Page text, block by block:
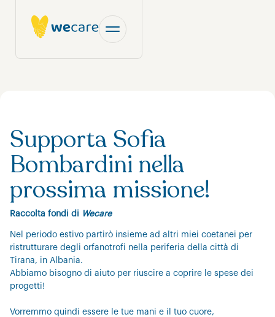
Supporta Sofia
Bombardini nella
prossima missione!
Raccolta fondi di Wecare
Nel periodo estivo partirò insieme ad altri miei coetanei per
ristrutturare degli orfanotrofi nella periferia della città di
Tirana, in Albania.
Abbiamo bisogno di aiuto per riuscire a coprire le spese dei
progetti!
Vorremmo quindi essere le tue mani e il tuo cuore,